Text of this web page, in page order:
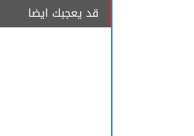
قد يعجبك ايضا